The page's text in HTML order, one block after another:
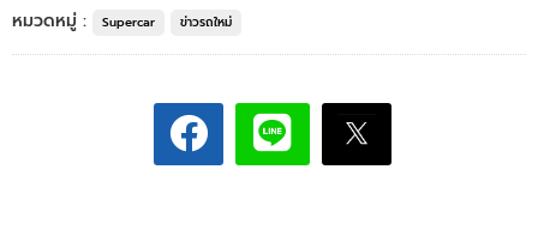
หมวดหมู่ :
Supercar ข่าวรถใหม่